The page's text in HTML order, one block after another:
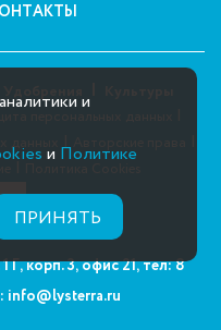
данных |
ОФИС:
Г, корп. 3, офис 21,тел: 8
info@lysterra.ru
и
и Политике
ПРИНЯТЬ